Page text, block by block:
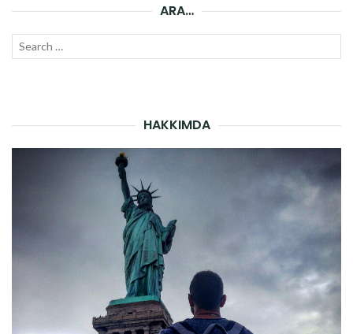
ARA…
Search
HAKKIMDA